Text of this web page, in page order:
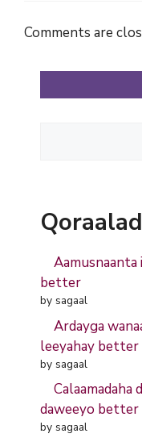
Comments are
Aamusnaanta
better
by sagaal
Ardayga
leeyahay better
by sagaal
Calaamadaha
daweeyo better
by sagaal